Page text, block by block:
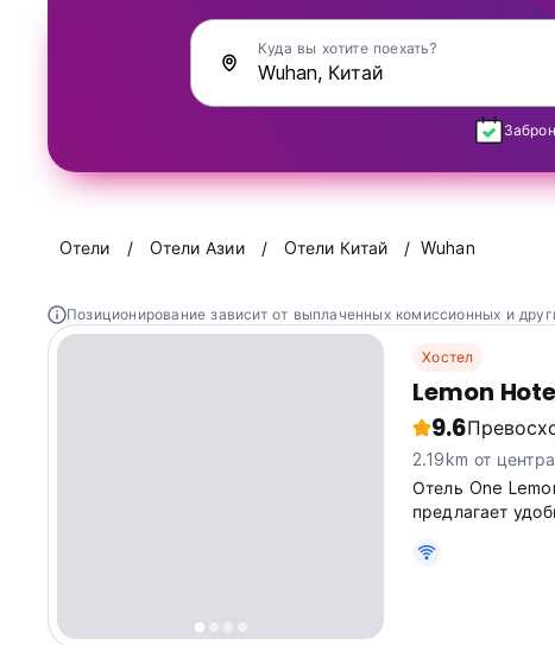
Куда вы хотите поехать?
Oтели Oтели Азии Oтели Китай Wuhan
Позиционирование зависит от выплаченных комиссионных и
Хостел
Lemon
9.6
2.19km от
Отель One
предлагает
from original